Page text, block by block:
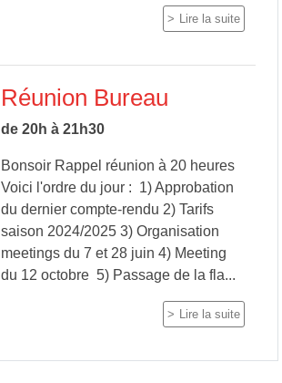
Lire la suite
Réunion Bureau
de 20h à 21h30
Bonsoir Rappel réunion à 20 heures
Voici l'ordre du jour : 1) Approbation
du dernier compte-rendu 2) Tarifs
saison 2024/2025 3) Organisation
meetings du 7 et 28 juin 4) Meeting
du 12 octobre 5) Passage de la fla...
Lire la suite